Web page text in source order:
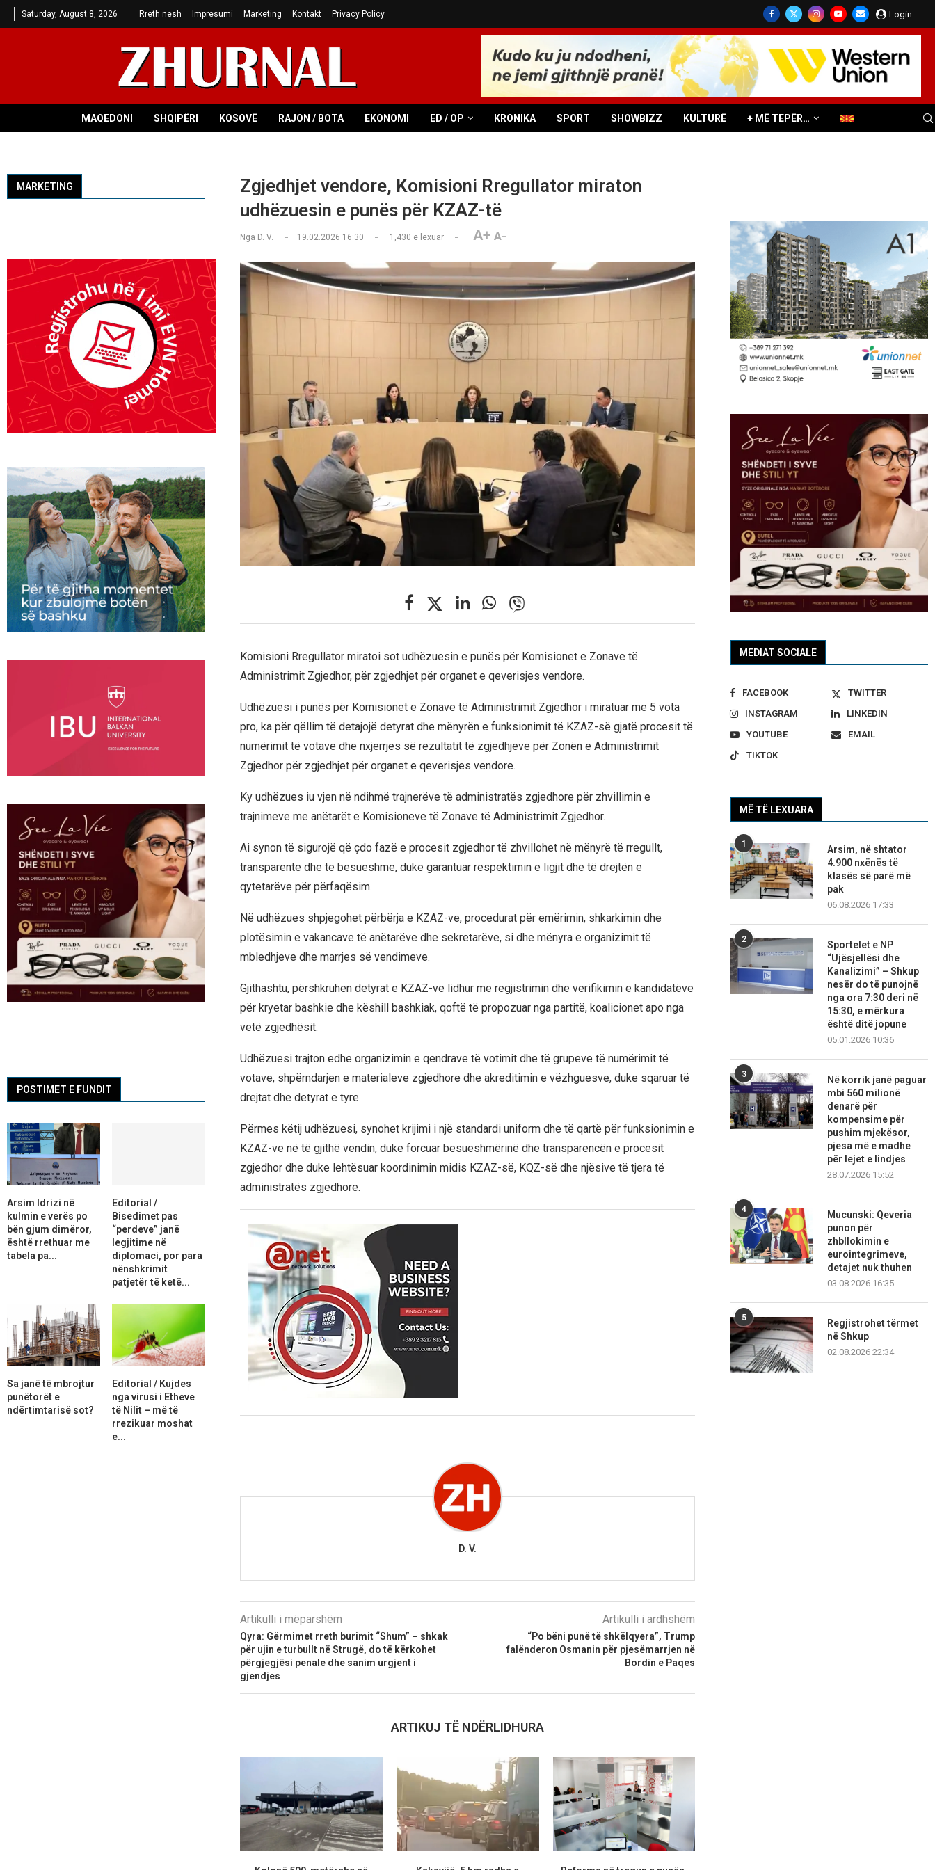
Saturday, August 8, 2026 Rreth nesh Impresumi Marketing Kontakt Privacy Policy Login
MAQEDONI SHQIPËRI KOSOVË RAJON / BOTA EKONOMI ED / OP KRONIKA SPORT SHOWBIZZ KULTURË + MË TEPËR…
Zgjedhjet vendore, Komisioni Rregullator miraton
udhëzuesin e punës për KZAZ-të
Nga D. V. 19.02.2026 16:30 1,430 e lexuar A+ A-
Komisioni Rregullator miratoi sot udhëzuesin e punës për Komisionet e Zonave të
Administrimit Zgjedhor, për zgjedhjet për organet e qeverisjes vendore.
Udhëzuesi i punës për Komisionet e Zonave të Administrimit Zgjedhor i miratuar me 5 vota
pro, ka për qëllim të detajojë detyrat dhe mënyrën e funksionimit të KZAZ-së gjatë procesit të
numërimit të votave dhe nxjerrjes së rezultatit të zgjedhjeve për Zonën e Administrimit
Zgjedhor për zgjedhjet për organet e qeverisjes vendore.
Ky udhëzues iu vjen në ndihmë trajnerëve të administratës zgjedhore për zhvillimin e
trajnimeve me anëtarët e Komisioneve të Zonave të Administrimit Zgjedhor.
Ai synon të sigurojë që çdo fazë e procesit zgjedhor të zhvillohet në mënyrë të rregullt,
transparente dhe të besueshme, duke garantuar respektimin e ligjit dhe të drejtën e
qytetarëve për përfaqësim.
Në udhëzues shpjegohet përbërja e KZAZ-ve, procedurat për emërimin, shkarkimin dhe
plotësimin e vakancave të anëtarëve dhe sekretarëve, si dhe mënyra e organizimit të
mbledhjeve dhe marrjes së vendimeve.
Gjithashtu, përshkruhen detyrat e KZAZ-ve lidhur me regjistrimin dhe verifikimin e kandidatëve
për kryetar bashkie dhe këshill bashkiak, qoftë të propozuar nga partitë, koalicionet apo nga
vetë zgjedhësit.
Udhëzuesi trajton edhe organizimin e qendrave të votimit dhe të grupeve të numërimit të
votave, shpërndarjen e materialeve zgjedhore dhe akreditimin e vëzhguesve, duke sqaruar të
drejtat dhe detyrat e tyre.
Përmes këtij udhëzuesi, synohet krijimi i një standardi uniform dhe të qartë për funksionimin e
KZAZ-ve në të gjithë vendin, duke forcuar besueshmërinë dhe transparencën e procesit
zgjedhor dhe duke lehtësuar koordinimin midis KZAZ-së, KQZ-së dhe njësive të tjera të
administratës zgjedhore.
D. V.
Artikulli i mëparshëm
Qyra: Gërmimet rreth burimit “Shum” – shkak
për ujin e turbullt në Strugë, do të kërkohet
përgjegjësi penale dhe sanim urgjent i
gjendjes
Artikulli i ardhshëm
“Po bëni punë të shkëlqyera”, Trump
falënderon Osmanin për pjesëmarrjen në
Bordin e Paqes
ARTIKUJ TË NDËRLIDHURA
MEDIAT SOCIALE
FACEBOOK
TWITTER
INSTAGRAM
LINKEDIN
YOUTUBE
EMAIL
TIKTOK
MË TË LEXUARA
1
Arsim, në shtator
4.900 nxënës të
klasës së parë më
pak
06.08.2026 17:33
2
Sportelet e NP
“Ujësjellësi dhe
Kanalizimi” – Shkup
nesër do të punojnë
nga ora 7:30 deri në
15:30, e mërkura
është ditë jopune
05.01.2026 10:36
3
Në korrik janë paguar
mbi 560 milionë
denarë për
kompensime për
pushim mjekësor,
pjesa më e madhe
për lejet e lindjes
28.07.2026 15:52
4
Mucunski: Qeveria
punon për
zhbllokimin e
eurointegrimeve,
detajet nuk thuhen
03.08.2026 16:35
5
Regjistrohet tërmet
në Shkup
02.08.2026 22:34
MARKETING
POSTIMET E FUNDIT
Arsim Idrizi në
kulmin e verës po
bën gjum dimëror,
është rrethuar me
tabela pa...
Editorial /
Bisedimet pas
“perdeve” janë
legjitime në
diplomaci, por para
nënshkrimit
patjetër të ketë...
Sa janë të mbrojtur
punëtorët e
ndërtimtarisë sot?
Editorial / Kujdes
nga virusi i Etheve
të Nilit – më të
rrezikuar moshat
e...